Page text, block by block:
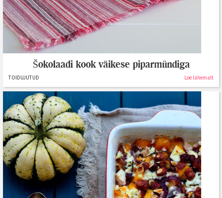
Šokolaadi kook väikese piparmündiga
TOIDUJUTUD Loe lähemalt